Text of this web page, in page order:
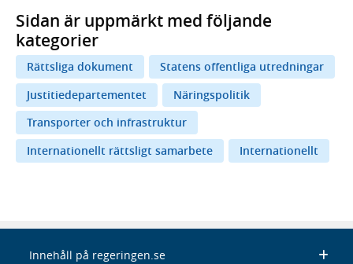
Sidan är uppmärkt med följande
kategorier
Rättsliga dokument
Statens offentliga utredningar
Justitiedepartementet
Näringspolitik
Transporter och infrastruktur
Internationellt rättsligt samarbete
Internationellt
Innehåll på regeringen.se